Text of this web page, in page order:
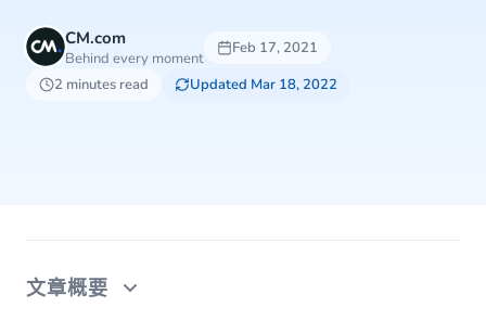
CM.com
Behind every moment
Feb 17, 2021
2 minutes read
Updated Mar 18, 2022
文章概要